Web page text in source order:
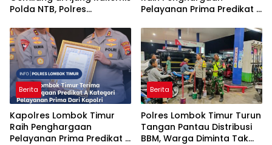
Polda NTB, Polres
Penghargaan Pelayanan
Prima Kapolri
Pelayanan Prima Predikat A
Berita
Kapolres Lombok Timur
Raih Penghargaan
Pelayanan Prima Predikat A
Berita
Polres Lombok Timur Turun
Tangan Pantau Distribusi
BBM, Warga Diminta Tak